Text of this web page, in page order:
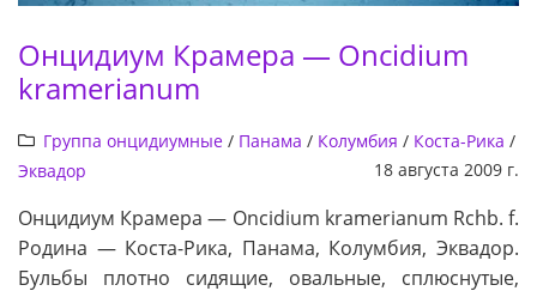
Онцидиум Крамера — Oncidium
kramerianum
Группа онцидиумные/ Панама / Колумбия / Коста-Рика /
Эквадор
18 августа 2009 г.
Онцидиум Крамера — Oncidium kramerianum Rchb. f.
Родина — Коста-Рика, Панама, Колумбия, Эквадор.
Бульбы плотно сидящие, овальные, сплюснутые,